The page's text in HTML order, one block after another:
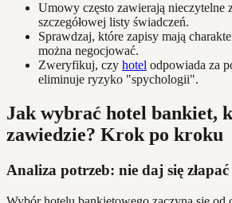
Umowy często zawierają nieczytelne
szczegółowej listy świadczeń.
Sprawdzaj, które zapisy mają
można negocjować.
Zweryfikuj, czy hotel odpowiada za
eliminuje ryzyko "spychologii".
Jak wybrać hotel bankiet,
zawiedzie? Krok po kroku
Analiza potrzeb: nie daj się